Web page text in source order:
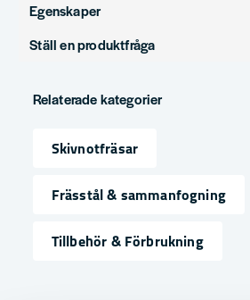
Egenskaper
Produkttyp
Ställ en produktfråga
Fråga oss något om denna produkten...
Namn
email
Relaterade kategorier
Skivnotfräsar
Frässtål & sammanfogning
Tillbehör & Förbrukning